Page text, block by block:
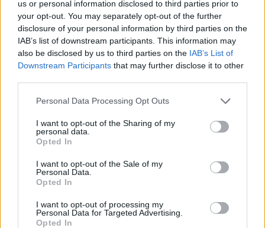
us or personal information disclosed to third parties prior to
your opt-out. You may separately opt-out of the further
disclosure of your personal information by third parties on the
IAB’s list of downstream participants. This information may
also be disclosed by us to third parties on the IAB’s List of
Downstream Participants that may further disclose it to other
Personal Data Processing Opt Outs
I want to opt-out of the Sharing of my
personal data.
Opted In
I want to opt-out of the Sale of my
Personal Data.
Opted In
I want to opt-out of processing my
Personal Data for Targeted Advertising.
Opted In
Helyi
Amire többmillióan vártunk: szombattól másodfokúra
csökken a riasztás